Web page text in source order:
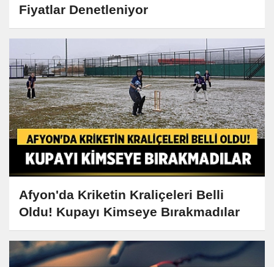
Fiyatlar Denetleniyor
Afyon'da Kriketin Kraliçeleri Belli
Oldu! Kupayı Kimseye Bırakmadılar